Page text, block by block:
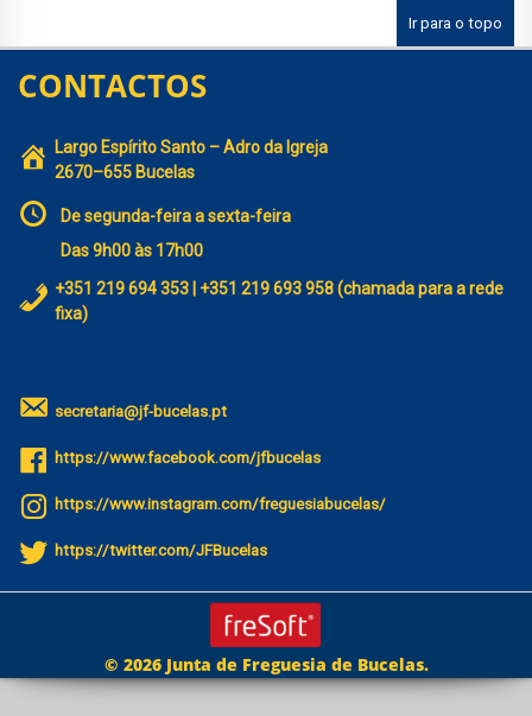
Ir para o topo
CONTACTOS
Largo Espírito Santo – Adro da Igreja
2670–655 Bucelas
De segunda-feira a sexta-feira
Das 9h00 às 17h00
+351 219 694 353 | +351 219 693 958 (chamada para a rede
fixa)
secretaria@jf-bucelas.pt
https://www.facebook.com/jfbucelas
https://www.instagram.com/freguesiabucelas/
https://twitter.com/JFBucelas
© 2026 Junta de Freguesia de Bucelas.